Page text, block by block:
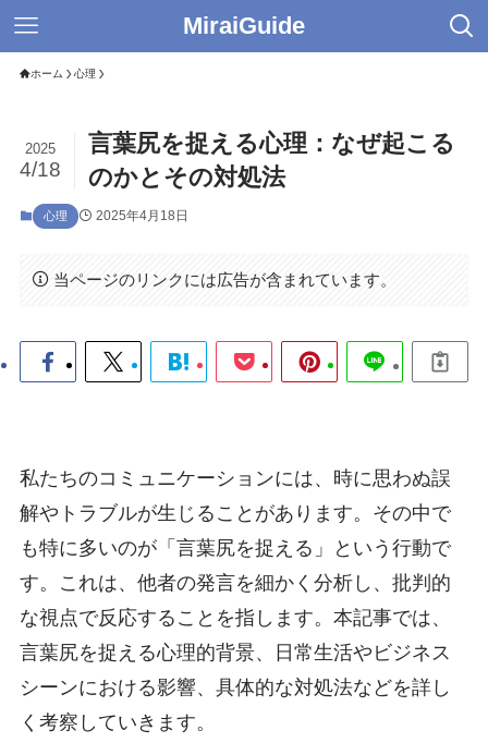
MiraiGuide
ホーム 心理
言葉尻を捉える心理：なぜ起こる
のかとその対処法
2025
4/18
心理 2025年4月18日
当ページのリンクには広告が含まれています。
私たちのコミュニケーションには、時に思わぬ誤
解やトラブルが生じることがあります。その中で
も特に多いのが「言葉尻を捉える」という行動で
す。これは、他者の発言を細かく分析し、批判的
な視点で反応することを指します。本記事では、
言葉尻を捉える心理的背景、日常生活やビジネス
シーンにおける影響、具体的な対処法などを詳し
く考察していきます。